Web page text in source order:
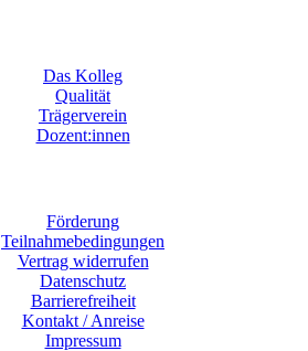
Das Kolleg
Qualität
Trägerverein
Dozent:innen
Förderung
Teilnahmebedingungen
Vertrag widerrufen
Datenschutz
Barrierefreiheit
Kontakt / Anreise
Impressum